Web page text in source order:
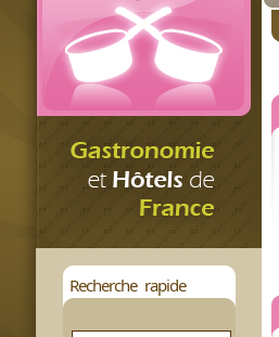
Recherche rapide